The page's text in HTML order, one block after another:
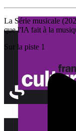
La Série musicale
que l'IA fait à la
Sur la piste 1